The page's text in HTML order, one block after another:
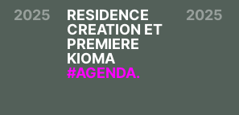
2025
RESIDENCE
CREATION ET
PREMIERE
KIOMA
AGENDA.
2025